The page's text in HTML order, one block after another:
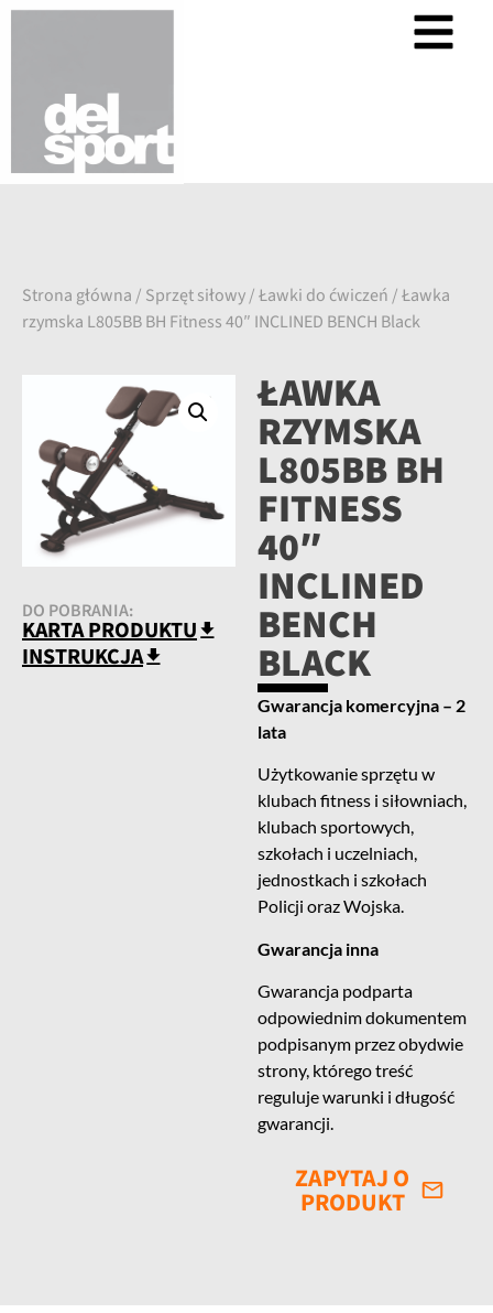
Strona główna / Sprzęt siłowy/Ławki do ćwiczeń / Ławka
rzymska L805BB BH Fitness 40″ INCLINED BENCH Black
DO POBRANIA:
KARTA PRODUKTU
INSTRUKCJA
ŁAWKA
RZYMSKA
L805BB BH
FITNESS
40″
INCLINED
BENCH
BLACK
Gwarancja komercyjna – 2
lata
Użytkowanie sprzętu w
klubach fitness i siłowniach,
klubach sportowych,
szkołach i uczelniach,
jednostkach i szkołach
Policji oraz Wojska.
Gwarancja inna
Gwarancja podparta
odpowiednim dokumentem
podpisanym przez obydwie
strony, którego treść
reguluje warunki i długość
gwarancji.
ZAPYTAJ O
PRODUKT